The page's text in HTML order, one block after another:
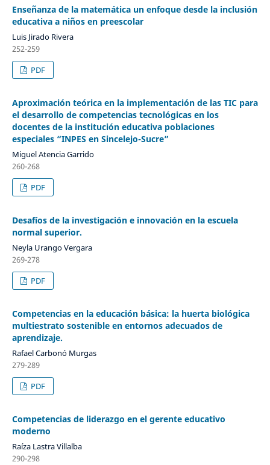
Enseñanza de la matemática un enfoque desde la inclusión
educativa a niños en preescolar
Luis Jirado Rivera
252-259
PDF
Aproximación teórica en la implementación de las TIC para
el desarrollo de competencias tecnológicas en los
docentes de la institución educativa poblaciones
especiales “INPES en Sincelejo-Sucre”
Miguel Atencia Garrido
260-268
PDF
Desafíos de la investigación e innovación en la escuela
normal superior.
Neyla Urango Vergara
269-278
PDF
Competencias en la educación básica: la huerta biológica
multiestrato sostenible en entornos adecuados de
aprendizaje.
Rafael Carbonó Murgas
279-289
PDF
Competencias de liderazgo en el gerente educativo
moderno
Raíza Lastra Villalba
290-298